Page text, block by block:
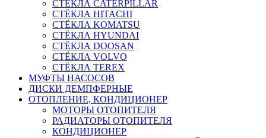
СТЁКЛА CATERPILLAR
СТЁКЛА HITACHI
СТЁКЛА KOMATSU
СТЁКЛА HYUNDAI
СТЁКЛА DOOSAN
СТЁКЛА VOLVO
СТЁКЛА TEREX
МУФТЫ НАСОСОВ
ДИСКИ ДЕМПФЕРНЫЕ
ОТОПЛЕНИЕ, КОНДИЦИОНЕР
МОТОРЫ ОТОПИТЕЛЯ
РАДИАТОРЫ ОТОПИТЕЛЯ
КОНДИЦИОНЕР